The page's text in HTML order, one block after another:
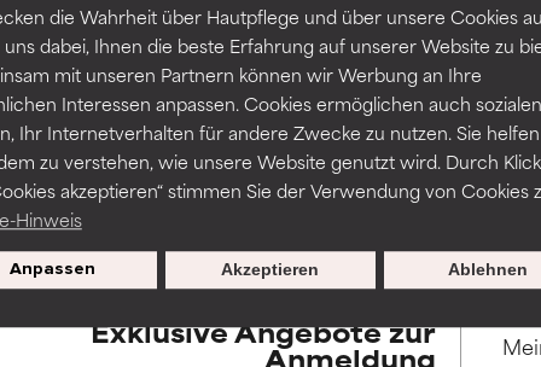
die Wahrheit über Hautpflege und über unsere Cookies
dabei, Ihnen die beste Erfahrung auf unserer Website zu
mit unseren Partnern können wir Werbung an Ihre
Interessen anpassen. Cookies ermöglichen auch sozialen
Ihr Internetverhalten für andere Zwecke zu nutzen. Sie
zu verstehen, wie unsere Website genutzt wird. Durch
akzeptieren“ stimmen Sie der Verwendung von Cookies
Hinweis
Anpassen Ablehnen
Akzeptieren
ZURÜCK ZUR SUCHE
werden wissenschaftliche Studien herangezogen, die durch
Verfügbarkeiten variieren je nach Land und Region.
nicht irritierend, kann aber auch ästhetische, Haltbarkeits- oder
die die Verwendbarkeit einschränken.
von Hautreizungen. Das Risiko wächst, wenn es mit
kombiniert wird.
Entzündungen, Trockenheit etc. verursachen. Kann bei
hilfreich sein, schadet aber insgesamt nachweislich mehr, als
nicht irritierend, kann aber auch ästhetische, Haltbarkeits- oder
die die Verwendbarkeit einschränken.
von Hautreizungen. Das Risiko wächst, wenn es mit
kombiniert wird.
Entzündungen, Trockenheit etc. verursachen. Kann bei
hilfreich sein, schadet aber insgesamt nachweislich mehr, als
Exklusive Angebote zur
Anmeldung